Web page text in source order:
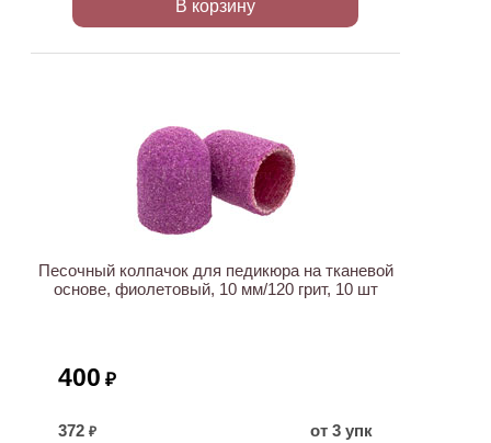
В корзину
Песочный колпачок для педикюра на тканевой
основе, фиолетовый, 10 мм/120 грит, 10 шт
400 ₽
372 ₽
от 3 упк